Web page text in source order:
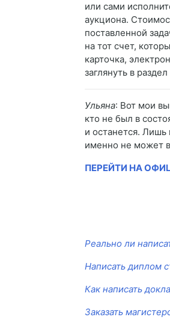
или сами
аукциона.
поставленной
на тот счет,
карточка,
заглянуть в
Ульяна: Вот мои
кто не был в
и останется. Лишь
именно не может
ПЕРЕЙТИ НА
Реально ли
Написать диплом
Как написать
Заказать